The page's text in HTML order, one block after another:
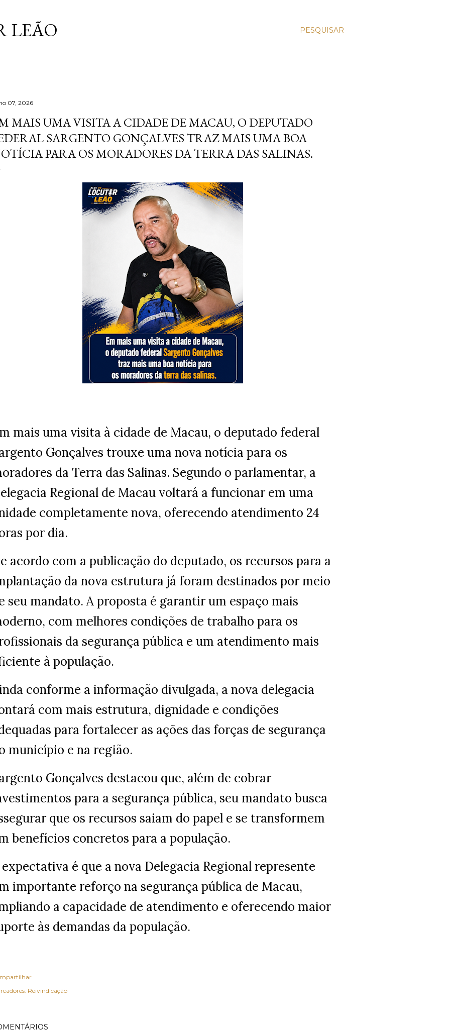
PESQUISAR
LEÃO
07, 2026
MAIS UMA VISITA A CIDADE DE MACAU, O DEPUTADO
SARGENTO GONÇALVES TRAZ MAIS UMA BOA
PARA OS MORADORES DA TERRA DAS SALINAS.
mais uma visita à cidade de Macau, o deputado federal
Gonçalves trouxe uma nova notícia para os
da Terra das Salinas. Segundo o parlamentar, a
Regional de Macau voltará a funcionar em uma
completamente nova, oferecendo atendimento 24
por dia.
acordo com a publicação do deputado, os recursos para a
da nova estrutura já foram destinados por meio
seu mandato. A proposta é garantir um espaço mais
com melhores condições de trabalho para os
da segurança pública e um atendimento mais
à população.
conforme a informação divulgada, a nova delegacia
com mais estrutura, dignidade e condições
para fortalecer as ações das forças de segurança
município e na região.
Gonçalves destacou que, além de cobrar
para a segurança pública, seu mandato busca
que os recursos saiam do papel e se transformem
benefícios concretos para a população.
expectativa é que a nova Delegacia Regional represente
importante reforço na segurança pública de Macau,
a capacidade de atendimento e oferecendo maior
às demandas da população.
Reivindicação